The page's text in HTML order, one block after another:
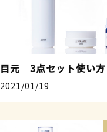
目元 3点セット使い方
2021/01/19